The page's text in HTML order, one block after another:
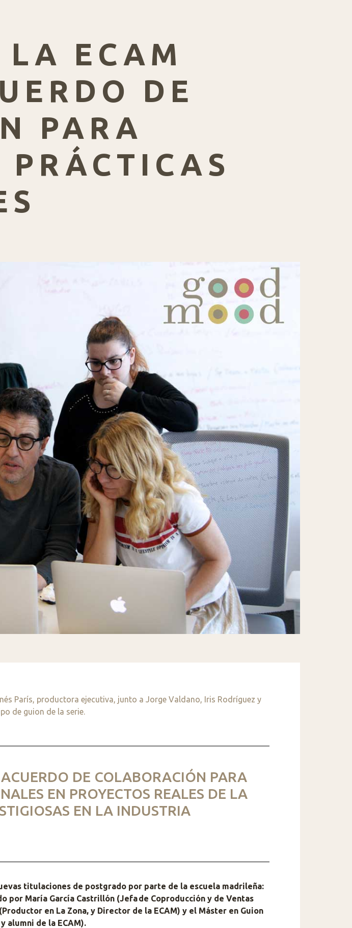
ECAM
DE
PARA
París, productora ejecutiva, junto a Jorge Valdano, Iris Rodríguez y
de guion de la serie.
DE COLABORACIÓN PARA
EN PROYECTOS REALES DE LA
EN LA INDUSTRIA
titulaciones de postgrado por parte de la escuela madrileña:
por María García Castrillón (Jefa de Coproducción y de Ventas
en La Zona, y Director de la ECAM) y el Máster en Guion
alumni de la ECAM).